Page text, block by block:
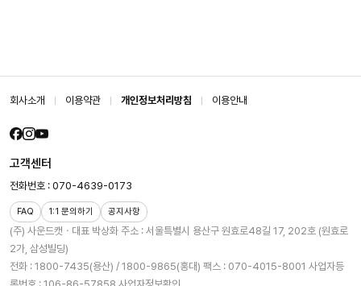
회사소개 이용약관 개인정보처리방침 이용안내
(주) 사운드캣ㆍ대표 박상화 주소 : 서울특별시 용산구 원효로48길 17, 202호 (원효로
2가, 삼성빌딩)
전화 : 1800-7435(용산) / 1800-9865(홍대) 팩스 : 070-4015-8001 사업자등
고객센터
전화번호 : 070-4639-0173
FAQ 1:1 문의하기 공지사항